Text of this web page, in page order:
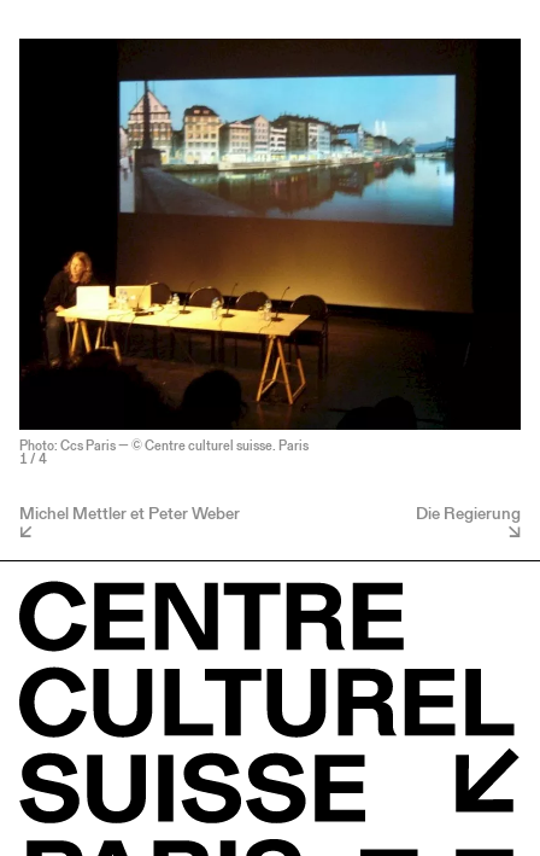
Photo: Ccs Paris — © Centre culturel suisse. Paris
1 / 4
Michel Mettler et Peter Weber Die Regierung